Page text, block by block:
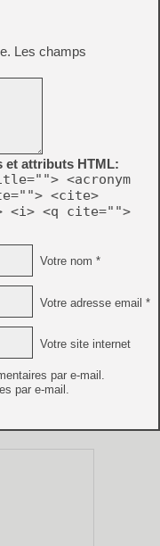
Les champs
et attributs HTML:
<acronym
<cite>
<i> <q cite="">
Votre nom *
Votre adresse email *
Votre site internet
par e-mail.
par e-mail.